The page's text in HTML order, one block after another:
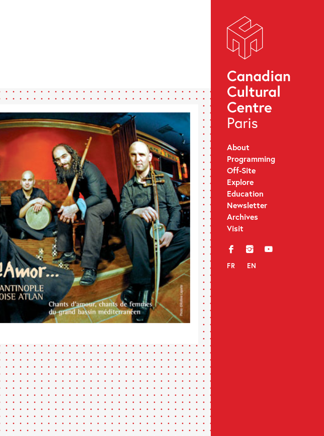
About
Programming
Off-Site
Explore
Education
Newsletter
Archives
Visit
f i y
FR EN